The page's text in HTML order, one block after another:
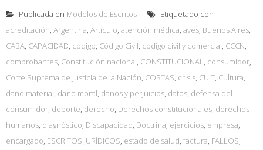
Publicada en Modelos de Escritos
Etiquetado con
acreditación, Argentina, Artículo, atención médica, aves, Buenos Aires,
CABA, CAPACIDAD, código, Código Civil, código civil y comercial, CCCN,
comprobantes, Constitución nacional, CONSTITUCIONAL, consumidor,
Corte Suprema de Justicia de la Nación, COSTAS, crisis, CUIT, Cultura,
daño material, daño moral, daños y perjuicios, datos, defensa del
consumidor, deporte, derecho, Derechos constitucionales, derechos
humanos, diagnóstico, Discapacidad, Doctrina, ejercicios, empresa,
encargado, ESCRITOS JURÍDICOS, estado de salud, factura, FALLOS,